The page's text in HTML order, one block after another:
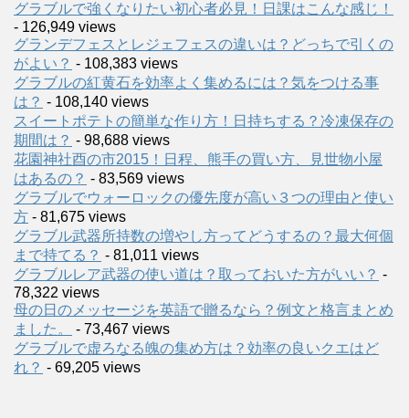
グラブルで強くなりたい初心者必見！日課はこんな感じ！
- 126,949 views
グランデフェスとレジェフェスの違いは？どっちで引くの
がよい？ - 108,383 views
グラブルの紅黄石を効率よく集めるには？気をつける事
は？ - 108,140 views
スイートポテトの簡単な作り方！日持ちする？冷凍保存の
期間は？ - 98,688 views
花園神社酉の市2015！日程、熊手の買い方、見世物小屋
はあるの？ - 83,569 views
グラブルでウォーロックの優先度が高い３つの理由と使い
方 - 81,675 views
グラブル武器所持数の増やし方ってどうするの？最大何個
まで持てる？ - 81,011 views
グラブルレア武器の使い道は？取っておいた方がいい？ -
78,322 views
母の日のメッセージを英語で贈るなら？例文と格言まとめ
ました。
- 73,467 views
グラブルで虚ろなる魄の集め方は？効率の良いクエはど
れ？ - 69,205 views